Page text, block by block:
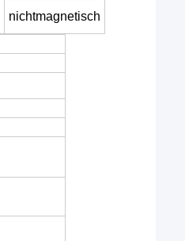
nichtmagnetisch